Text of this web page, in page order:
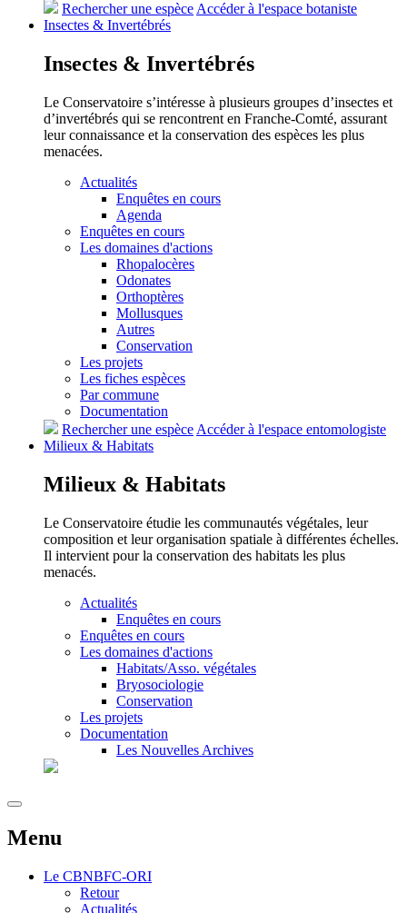
Rechercher une espèceAccéder à l'espace botaniste
Insectes & Invertébrés
Insectes & Invertébrés
Le Conservatoire s’intéresse à plusieurs groupes d’insectes et
d’invertébrés qui se rencontrent en Franche-Comté, assurant
leur connaissance et la conservation des espèces les plus
menacées.
Actualités
Enquêtes en cours
Agenda
Enquêtes en cours
Les domaines d'actions
Rhopalocères
Odonates
Orthoptères
Mollusques
Autres
Conservation
Les projets
Les fiches espèces
Par commune
Documentation
Rechercher une espèce Accéder à l'espace entomologiste
Milieux & Habitats
Milieux & Habitats
Le Conservatoire étudie les communautés végétales, leur
composition et leur organisation spatiale à différentes échelles.
Il intervient pour la conservation des habitats les plus
menacés.
Actualités
Enquêtes en cours
Enquêtes en cours
Les domaines d'actions
Habitats/Asso. végétales
Bryosociologie
Conservation
Les projets
Documentation
Les Nouvelles Archives
Menu
Le CBNBFC-ORI
Retour
Actualités